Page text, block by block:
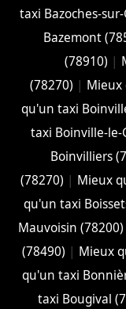
taxi Bazoches-
Bazemont
(78910) |
(78270) | Mieux
qu'un taxi
taxi Boinville-le-
Boinvilliers
(78270) | Mieux
qu'un taxi
Mauvoisin (78200)
(78490) | Mieux
qu'un taxi
taxi Bougival